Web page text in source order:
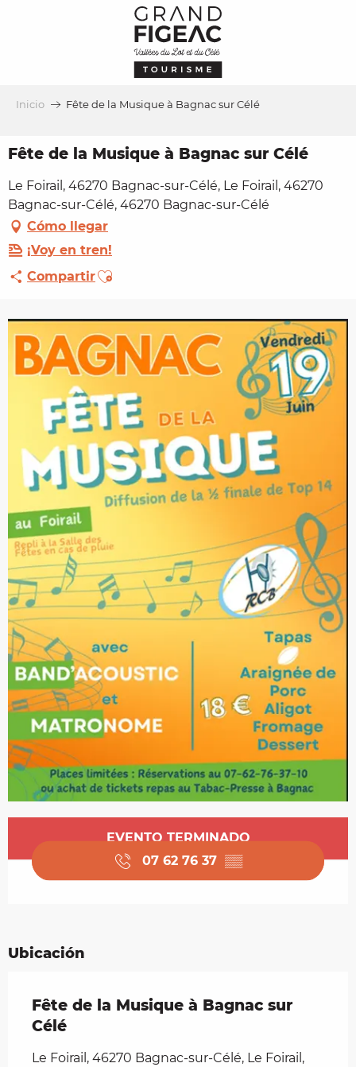
Inicio Fête de la Musique à Bagnac sur Célé
Fête de la Musique à Bagnac sur Célé
Le Foirail, 46270 Bagnac-sur-Célé, Le Foirail, 46270
Bagnac-sur-Célé, 46270 Bagnac-sur-Célé
Cómo llegar
¡Voy en tren!
CompartirAjouter aux favoris
Horarios y datos de contacto
EVENTO TERMINADO
07 62 76 37 ▒▒
Ubicación
Fête de la Musique à Bagnac sur
Célé
Le Foirail, 46270 Bagnac-sur-Célé, Le Foirail,